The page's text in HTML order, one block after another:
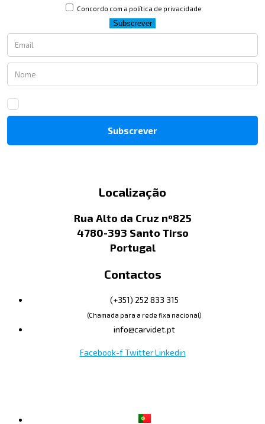
Concordo com a política de privacidade
Subscrever
Localização
Rua Alto da Cruz nº825
4780-393 Santo Tirso
Portugal
Contactos
(+351) 252 833 315
(Chamada para a rede fixa nacional)
info@carvidet.pt
Facebook-f Twitter Linkedin